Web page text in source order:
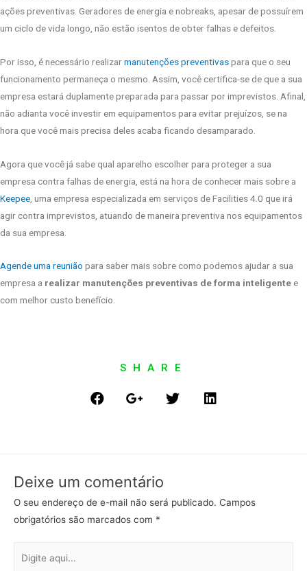
ações preventivas. Geradores de energia e nobreaks, apesar de possuírem
um ciclo de vida longo, não estão isentos de obter falhas e defeitos.
Por isso, é necessário realizarmanutenções preventivaspara que o seu
funcionamento permaneça o mesmo. Assim, você certifica-se de que a sua
empresa estará duplamente preparada para passar por imprevistos. Afinal,
não adianta você investir em equipamentos para evitar prejuízos, se na
hora que você mais precisa deles acaba ficando desamparado.
Agora que você já sabe qual aparelho escolher para proteger a sua
empresa contra falhas de energia, está na hora de conhecer mais sobre a
Keepee , uma empresa especializada em serviços de Facilities 4.0 que irá
agir contra imprevistos, atuando de maneira preventiva nos equipamentos
da sua empresa.
Agende uma reunião para saber mais sobre como podemos ajudar a sua
empresa a realizar manutenções preventivas de forma inteligentee
com melhor custo benefício.
SHARE
Deixe um comentário
O seu endereço de e-mail não será publicado. Campos
obrigatórios são marcados com *